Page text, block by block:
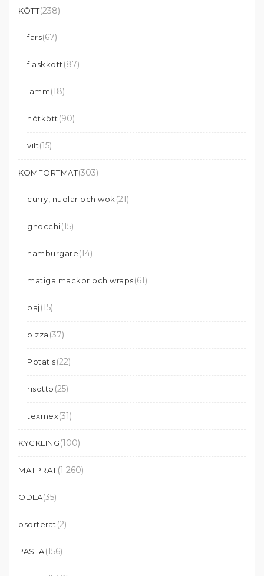
KÖTT(238)
färs(67)
fläskkött (87)
lamm(18)
nötkött (90)
vilt(15)
KOMFORTMAT(303)
curry, nudlar och wok (21)
gnocchi(15)
hamburgare(14)
matiga mackor och wraps(61)
paj(15)
pizza (37)
Potatis(22)
risotto (25)
texmex(31)
KYCKLING(100)
MATPRAT(1 260)
ODLA(35)
osorterat (2)
PASTA(156)